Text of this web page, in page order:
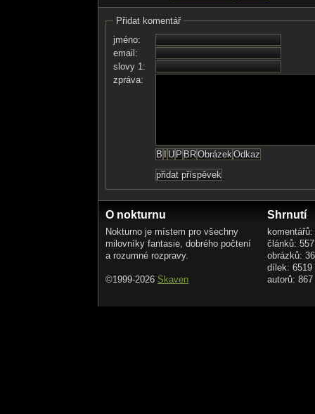
Přidat komentář
jméno:
email:
slovy 1:
zpráva:
O nokturnu
Nokturno je místem pro všechny
milovníky fantasie, dobrého počtení
a rozumné rozpravy.
©1999-2026 Skaven
Shrnutí
komentářů:
článků: 557
obrázků:
dílek: 6519
autorů: 867